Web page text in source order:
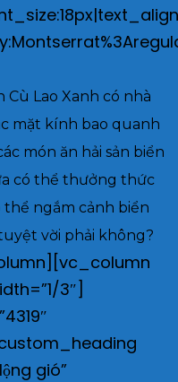
Cù Lao Xanh có nhà
mặt kính bao quanh
món ăn hải sản biển
có thể thưởng thức
ngắm cảnh biển
vời phải không?
3″]
gió”